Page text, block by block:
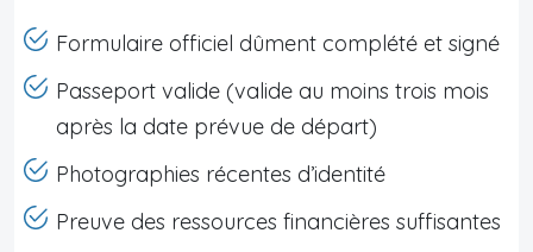
Formulaire officiel dûment complété et signé
Passeport valide (valide au moins trois mois
après la date prévue de départ)
Photographies récentes d’identité
Preuve des ressources financières suffisantes